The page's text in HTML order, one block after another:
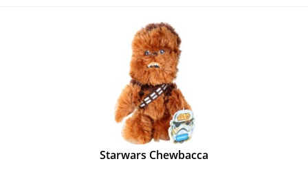
Starwars Chewbacca